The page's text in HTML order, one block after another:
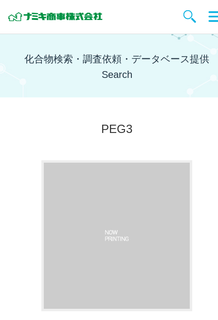
化合物検索・調査依頼・データベース提供
Search
PEG3